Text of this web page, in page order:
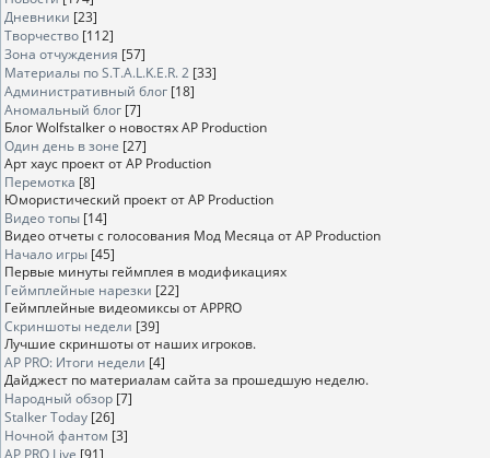
Дневники [23]
Творчество [112]
Зона отчуждения [57]
Материалы по S.T.A.L.K.E.R. 2 [33]
Административный блог [18]
Аномальный блог [7]
Блог Wolfstalker о новостях AP Production
Один день в зоне [27]
Арт хаус проект от AP Production
Перемотка [8]
Юмористический проект от AP Production
Видео топы [14]
Видео отчеты с голосования Мод Месяца от AP Production
Начало игры [45]
Первые минуты геймплея в модификациях
Геймплейные нарезки [22]
Геймплейные видеомиксы от APPRO
Скриншоты недели [39]
Лучшие скриншоты от наших игроков.
AP PRO: Итоги недели [4]
Дайджест по материалам сайта за прошедшую неделю.
Народный обзор [7]
Stalker Today [26]
Ночной фантом [3]
AP PRO Live [91]